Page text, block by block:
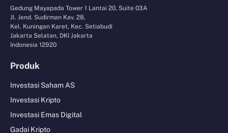
Gedung Mayapada Tower 1 Lantai 20, Suite 03A
Jl. Jend. Sudirman Kav. 28,
Kel. Kuningan Karet, Kec. Setiabudi
Jakarta Selatan, DKI Jakarta
Indonesia 12920
Produk
Investasi Saham AS
Investasi Kripto
Investasi Emas Digital
Gadai Kripto